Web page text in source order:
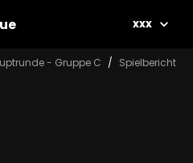
xxx
- Gruppe C Spielbericht